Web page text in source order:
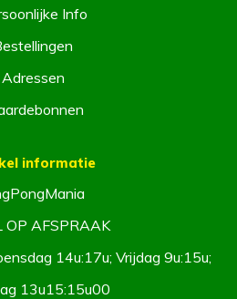
Info
Adressen
informatie
OP AFSPRAAK
14u:17u; Vrijdag 9u:15u;
13u15:15u00